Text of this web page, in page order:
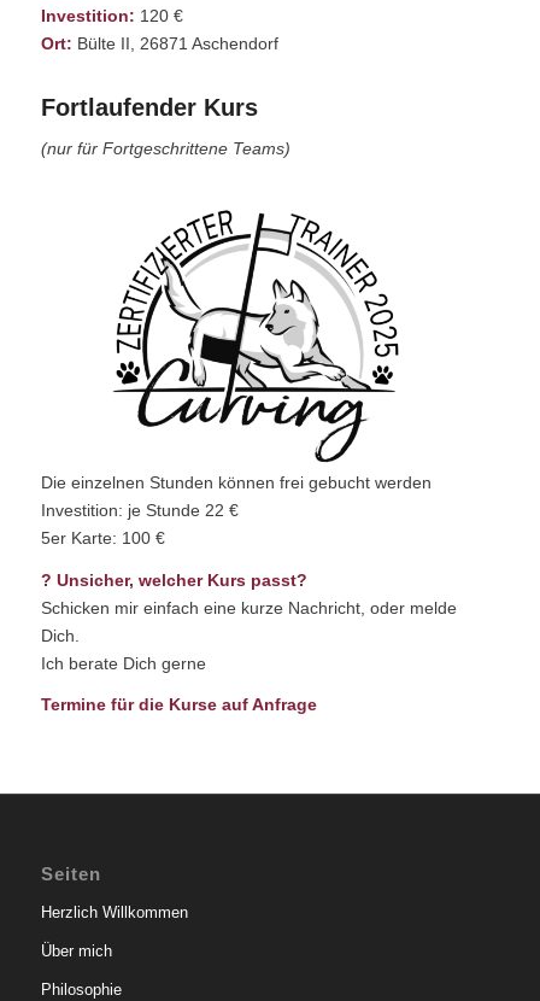
Investition: 120 €
Ort: Bülte II, 26871 Aschendorf
Fortlaufender Kurs
(nur für Fortgeschrittene Teams)
Die einzelnen Stunden können frei gebucht werden
Investition: je Stunde 22 €
5er Karte: 100 €
? Unsicher, welcher Kurs passt?
Schicken mir einfach eine kurze Nachricht, oder melde
Dich.
Ich berate Dich gerne
Termine für die Kurse auf Anfrage
Seiten
Herzlich Willkommen
Über mich
Philosophie